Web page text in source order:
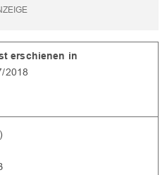
erschienen in
2018